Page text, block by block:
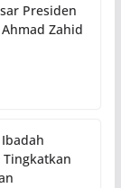
Presiden
Zahid
Tingkatkan